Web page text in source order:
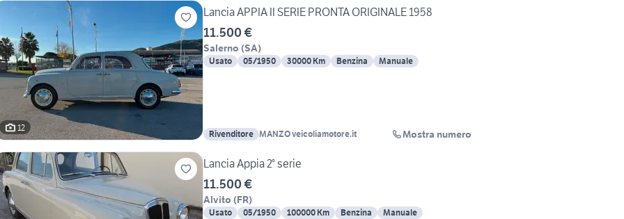
12
Lancia APPIA II SERIE PRONTA ORIGINALE 1958
11.500 €
Salerno (SA)
Usato 05/1950 30000 Km Benzina Manuale
Rivenditore MANZO veicoliamotore.it Mostra numero
Lancia Appia 2° serie
11.500 €
Alvito (FR)
Usato 05/1950 100000 Km Benzina Manuale